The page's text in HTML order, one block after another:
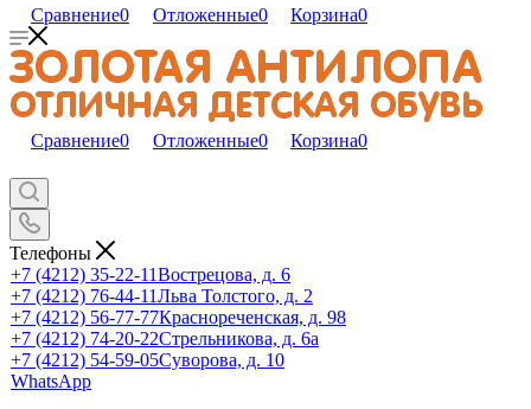
Сравнение0 Отложенные0 Корзина0
Сравнение0 Отложенные0 Корзина0
Телефоны
+7 (4212) 35-22-11Вострецова, д. 6
+7 (4212) 76-44-11Льва Толстого, д. 2
+7 (4212) 56-77-77Краснореченская, д. 98
+7 (4212) 74-20-22Стрельникова, д. 6а
+7 (4212) 54-59-05Суворова, д. 10
WhatsApp